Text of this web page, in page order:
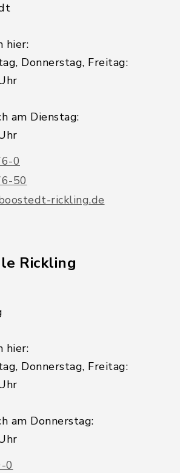
hier:
Donnerstag, Freitag:
am Dienstag:
0
50
rickling.de
Rickling
hier:
Donnerstag, Freitag:
am Donnerstag:
0